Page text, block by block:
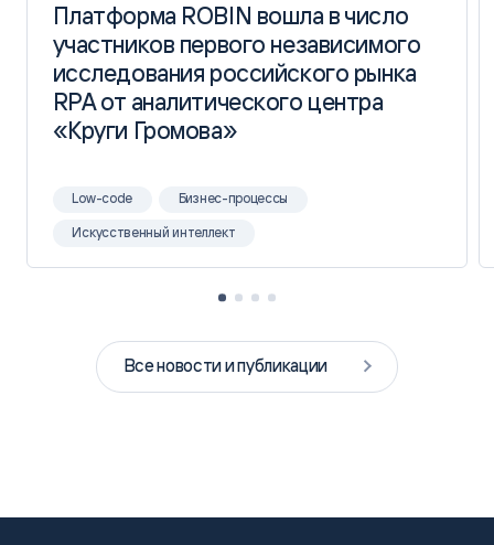
Платформа ROBIN вошла в число
участников первого независимого
исследования российского рынка
RPA от аналитического центра
«Круги Громова»
Платформа ROBIN вошла в число
участников первого независимого
исследования российского рынка
RPA от аналитического центра
«Круги Громова»
Low-code Бизнес-процессы
Искусственный интеллект
Все новости и публикации